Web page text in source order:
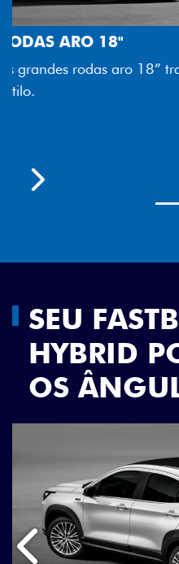
FAROL FULL LED
Tecnologia dos faróis
melhor luminosidade,
SEU
HYBRID
OS
Anterior